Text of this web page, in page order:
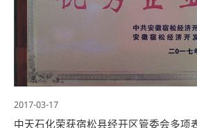
2017-03-17
中天石化荣获宿松县经开区管委会多项